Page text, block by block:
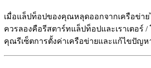
เมื่อแล็ปท็อปของคุณหลุดออกจากเครือข่า
ควรลองคือรีสตาร์ทแล็ปท็อปและเราเตอร์ /
คุณรีเซ็ตการตั้งค่าเครือข่ายและแก้ไขปัญ